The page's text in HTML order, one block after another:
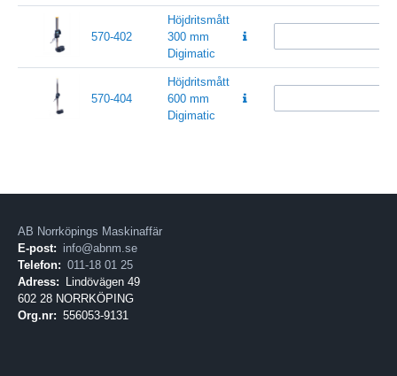
570-402
Höjdritsmått
300 mm
Digimatic
570-404
Höjdritsmått
600 mm
Digimatic
AB Norrköpings Maskinaffär
E-post: info@abnm.se
Telefon: 011-18 01 25
Adress:
Lindövägen 49
602 28 NORRKÖPING
Org.nr: 556053-9131